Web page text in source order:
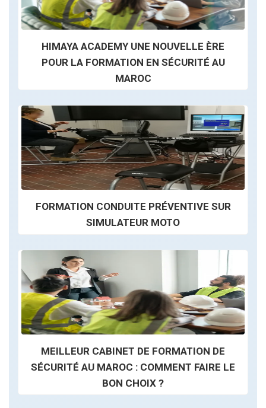
HIMAYA ACADEMY UNE NOUVELLE ÈRE
POUR LA FORMATION EN SÉCURITÉ AU
MAROC
FORMATION CONDUITE PRÉVENTIVE SUR
SIMULATEUR MOTO
MEILLEUR CABINET DE FORMATION DE
SÉCURITÉ AU MAROC : COMMENT FAIRE LE
BON CHOIX ?